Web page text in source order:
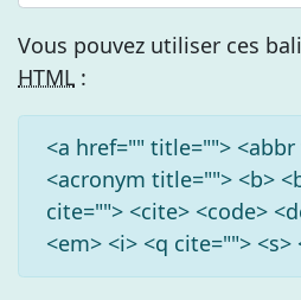
Vous pouvez utiliser ces
HTML :
<a href="" title="">
<acronym title=""> <b>
cite=""> <cite> <code>
<em> <i> <q cite="">